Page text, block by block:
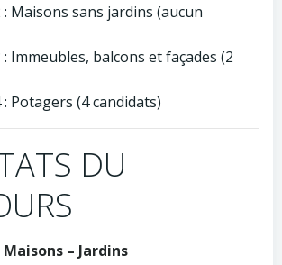
Maisons sans jardins (aucun
Immeubles, balcons et façades (2
Potagers (4 candidats)
DU
Maisons – Jardins